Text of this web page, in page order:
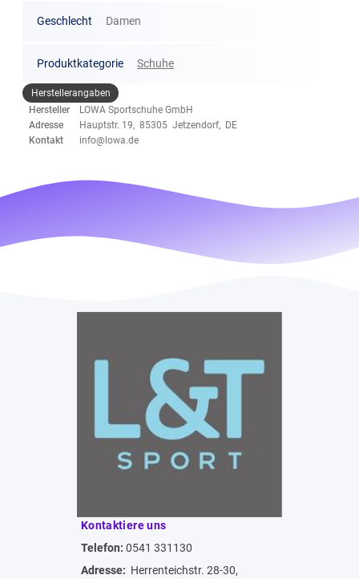
Geschlecht Damen
Produktkategorie Schuhe
Herstellerangaben
Hersteller
LOWA Sportschuhe GmbH
Adresse
Hauptstr. 19, 85305 Jetzendorf, DE
Kontakt
info@lowa.de
Kontaktiere uns
Telefon: 0541 331130
Adresse: Herrenteichstr. 28-30,